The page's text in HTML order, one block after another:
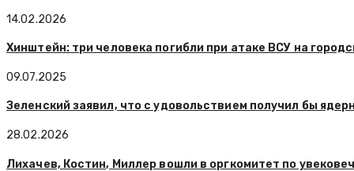
14.02.2026
Хинштейн: три человека погибли при атаке ВСУ на
09.07.2025
Зеленский заявил, что с удовольствием получил бы
28.02.2026
Лихачев, Костин, Миллер вошли в оргкомитет по